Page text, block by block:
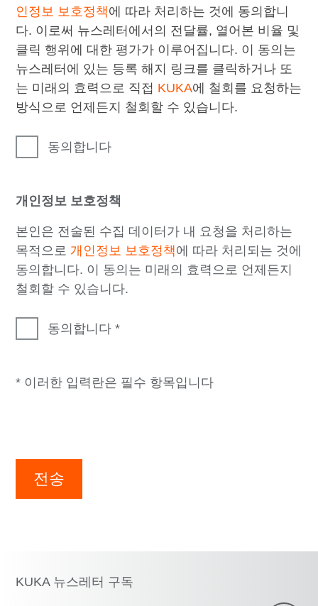
인정보 보호정책에 따라 처리하는 것에 동의합니
다. 이로써 뉴스레터에서의 전달률, 열어본 비율 및
클릭 행위에 대한 평가가 이루어집니다. 이 동의는
뉴스레터에 있는 등록 해지 링크를 클릭하거나 또
는 미래의 효력으로 직접 KUKA에 철회를 요청하는
방식으로 언제든지 철회할 수 있습니다.
동의합니다
개인정보 보호정책
본인은 전술된 수집 데이터가 내 요청을 처리하는
목적으로개인정보 보호정책에 따라 처리되는 것에
동의합니다. 이 동의는 미래의 효력으로 언제든지
철회할 수 있습니다.
동의합니다
* 이러한 입력란은 필수 항목입니다
전송
KUKA 뉴스레터 구독